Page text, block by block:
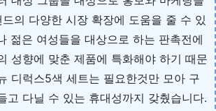
의 다양한 시장 확장에 도움을 줄 수 있
젊은 여성들을 대상으로 하는 판촉전에
성향에 맞춘 제품에 특화해야 하기 때문
디럭스5색 세트는 필요한것만 모아 구
고 다닐 수 있는 휴대성까지 갖췄습니다.